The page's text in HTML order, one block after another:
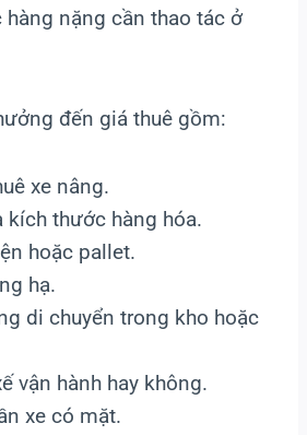
nặng cần thao tác ở
đến giá thuê gồm:
xe nâng.
kích thước hàng hóa.
hoặc pallet.
hạ.
di chuyển trong kho hoặc
vận hành hay không.
xe có mặt.